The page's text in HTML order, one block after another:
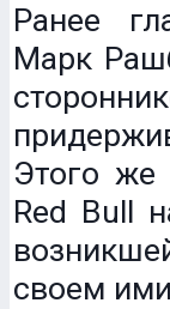
Ранее
Марк
Этого
Red Bull
своем